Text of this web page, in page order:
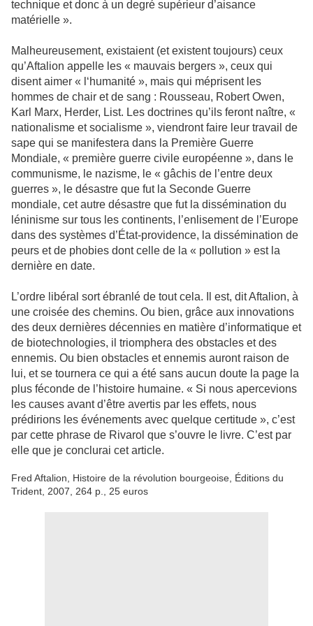
technique et donc à un degré supérieur d’aisance
matérielle ».
Malheureusement, existaient (et existent toujours) ceux
qu’Aftalion appelle les « mauvais bergers », ceux qui
disent aimer « l‘humanité », mais qui méprisent les
hommes de chair et de sang : Rousseau, Robert Owen,
Karl Marx, Herder, List. Les doctrines qu’ils feront naître, «
nationalisme et socialisme », viendront faire leur travail de
sape qui se manifestera dans la Première Guerre
Mondiale, « première guerre civile européenne », dans le
communisme, le nazisme, le « gâchis de l’entre deux
guerres », le désastre que fut la Seconde Guerre
mondiale, cet autre désastre que fut la dissémination du
léninisme sur tous les continents, l’enlisement de l’Europe
dans des systèmes d’État-providence, la dissémination de
peurs et de phobies dont celle de la « pollution » est la
dernière en date.
L’ordre libéral sort ébranlé de tout cela. Il est, dit Aftalion, à
une croisée des chemins. Ou bien, grâce aux innovations
des deux dernières décennies en matière d’informatique et
de biotechnologies, il triomphera des obstacles et des
ennemis. Ou bien obstacles et ennemis auront raison de
lui, et se tournera ce qui a été sans aucun doute la page la
plus féconde de l’histoire humaine. « Si nous apercevions
les causes avant d’être avertis par les effets, nous
prédirions les événements avec quelque certitude », c’est
par cette phrase de Rivarol que s’ouvre le livre. C’est par
elle que je conclurai cet article.
Fred Aftalion, Histoire de la révolution bourgeoise, Éditions du
Trident, 2007, 264 p., 25 euros